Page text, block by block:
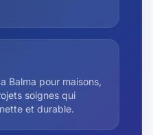
Balma pour maisons,
soignes qui
et durable.